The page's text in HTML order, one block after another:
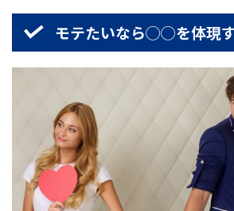
モテたいなら◯◯を体現す